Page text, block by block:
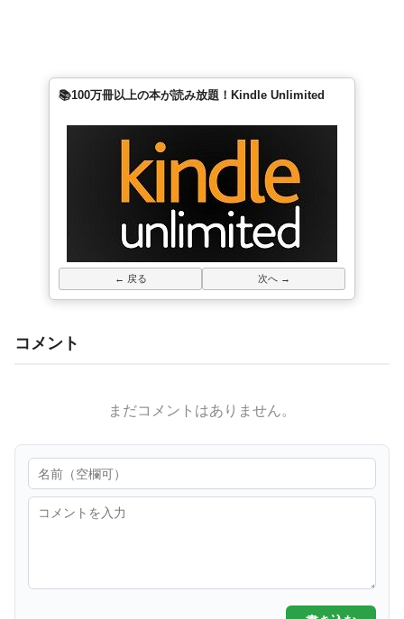
📚100万冊以上の本が読み放題！Kindle Unlimited
← 戻る 次へ →
コメント
まだコメントはありません。